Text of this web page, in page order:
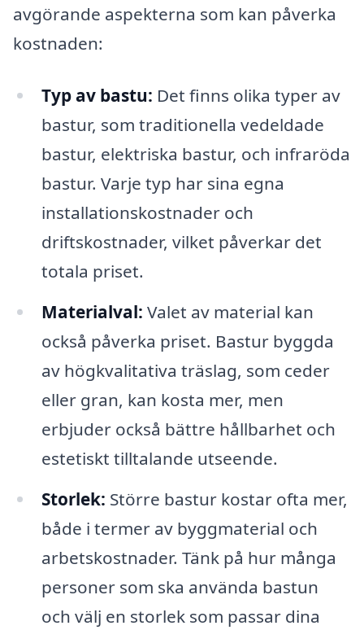
avgörande aspekterna som kan påverka
kostnaden:
Typ av bastu: Det finns olika typer av
bastur, som traditionella vedeldade
bastur, elektriska bastur, och infraröda
bastur. Varje typ har sina egna
installationskostnader och
driftskostnader, vilket påverkar det
totala priset.
Materialval: Valet av material kan
också påverka priset. Bastur byggda
av högkvalitativa träslag, som ceder
eller gran, kan kosta mer, men
erbjuder också bättre hållbarhet och
estetiskt tilltalande utseende.
Storlek: Större bastur kostar ofta mer,
både i termer av byggmaterial och
arbetskostnader. Tänk på hur många
personer som ska använda bastun
och välj en storlek som passar dina